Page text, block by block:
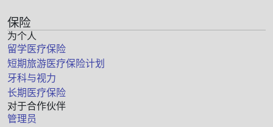
保险
为个人
留学医疗保险
短期旅游医疗保险计划
牙科与视力
长期医疗保险
对于合作伙伴
管理员